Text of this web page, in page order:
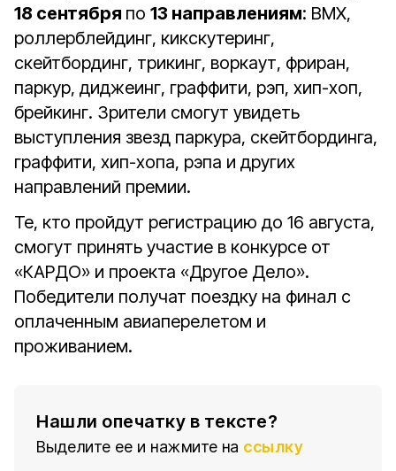
18 сентября по 13 направлениям: BMX,
роллерблейдинг, кикскутеринг,
скейтбординг, трикинг, воркаут, фриран,
паркур, диджеинг, граффити, рэп, хип-хоп,
брейкинг. Зрители смогут увидеть
выступления звезд паркура, скейтбординга,
граффити, хип-хопа, рэпа и других
направлений премии.
Те, кто пройдут регистрацию до 16 августа,
смогут принять участие в конкурсе от
«КАРДО» и проекта «Другое Дело».
Победители получат поездку на финал с
оплаченным авиаперелетом и
проживанием.
Нашли опечатку в тексте?
Выделите ее и нажмите на ссылку